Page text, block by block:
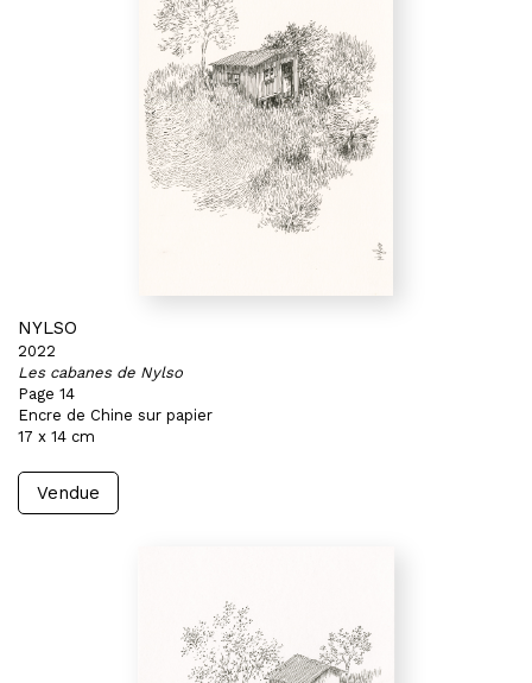
NYLSO
2022
Les cabanes de Nylso
Page 14
Encre de Chine sur papier
17 x 14 cm
Vendue